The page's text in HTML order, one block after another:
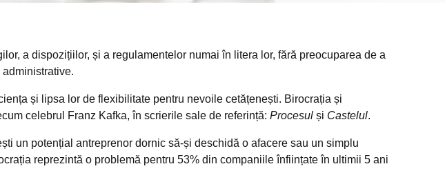
dispozițiilor, și a regulamentelor numai în litera lor, fără preocuparea de a
și lipsa lor de flexibilitate pentru nevoile cetățenești. Birocrația și
celebrul Franz Kafka, în scrierile sale de referință: Procesul și Castelul.
potențial antreprenor dornic să-și deschidă o afacere sau un simplu
reprezintă o problemă pentru 53% din companiile înființate în ultimii 5 ani